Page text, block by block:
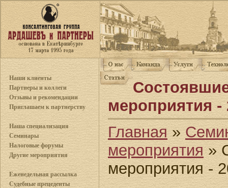
Наши клиенты
Партнеры и коллеги
Отзывы и рекомендации
Приглашаем к партнерству
Наша специализация
Семинары
Налоговые форумы
Другие мероприятия
Еженедельная рассылка
Судебные прецеденты
мероприятия -
Главная »
мероприятия»
мероприятия -